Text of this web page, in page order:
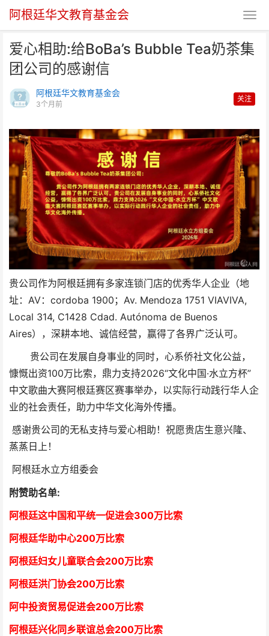
阿根廷华文教育基金会
爱心相助:给BoBa’s Bubble Tea奶茶集
团公司的感谢信
阿根廷华文教育基金会
3个月前
关注
贵公司作为阿根廷拥有多家连锁门店的优秀华人企业（地
址：AV：cordoba 1900；Av. Mendoza 1751 VIAVIVA,
Local 314, C1428 Cdad. Autónoma de Buenos
Aires），深耕本地、诚信经营，赢得了各界广泛认可。
贵公司在发展自身事业的同时，心系侨社文化公益，
慷慨出资100万比索，鼎力支持2026“文化中国·水立方杯”
中文歌曲大赛阿根廷赛区赛事举办，以实际行动践行华人企
业的社会责任，助力中华文化海外传播。
感谢贵公司的无私支持与爱心相助！祝愿贵店生意兴隆、
蒸蒸日上！
阿根廷水立方组委会
附赞助名单:
阿根廷这中国和平统一促进会300万比索
阿根廷华助中心200万比索
阿根廷妇女儿童联合会200万比索
阿根廷洪门协会200万比索
阿中投资贸易促进会200万比索
阿根廷兴化同乡联谊总会200万比索
爱心相助:给BoBa’s Bubble Tea
奶茶集